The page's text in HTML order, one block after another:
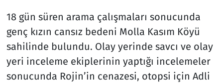
18 gün süren arama çalışmaları sonucunda
genç kızın cansız bedeni Molla Kasım Köyü
sahilinde bulundu. Olay yerinde savcı ve olay
yeri inceleme ekiplerinin yaptığı incelemeler
sonucunda Rojin’in cenazesi, otopsi için Adli